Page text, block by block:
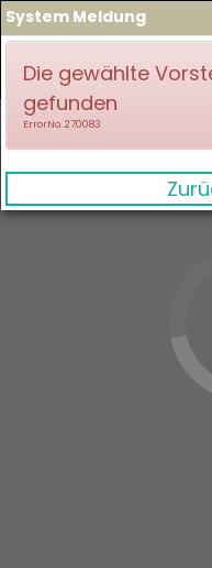
System Meldung
Die gewählte
gefunden
ErrorNo. 270083